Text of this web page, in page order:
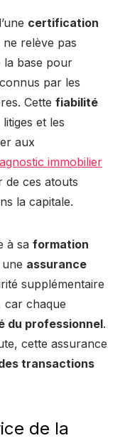
certification
ne relève pas
la base pour
par les
Cette fiabilité
et les
aux
immobilier
de ces atouts
la capitale.
à sa formation
assurance
supplémentaire
car chaque
du professionnel.
cette assurance
transactions
de la